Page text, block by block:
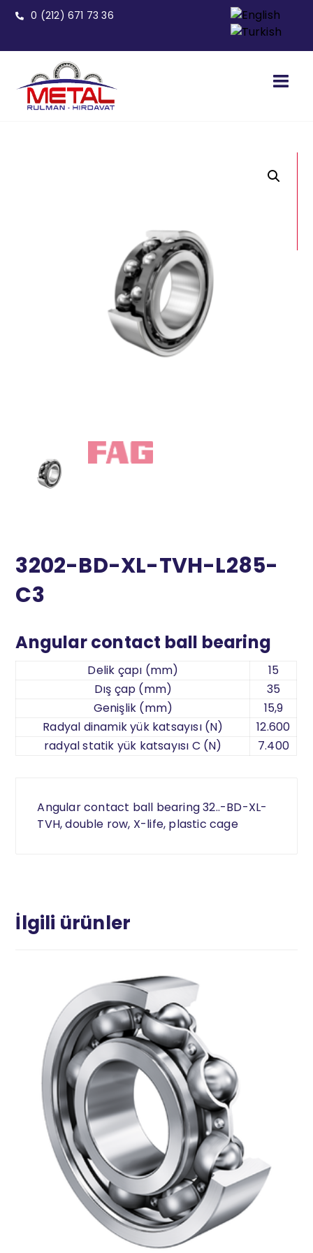
0 (212) 671 73 36
3202-BD-XL-TVH-L285-
C3
Angular contact ball bearing
Delik çapı (mm)
15
Dış çap (mm)
35
Genişlik (mm)
15,9
Radyal dinamik yük katsayısı (N)
12.600
radyal statik yük katsayısı C (N)
7.400
Angular contact ball bearing 32..-BD-XL-
TVH, double row, X-life, plastic cage
İlgili ürünler